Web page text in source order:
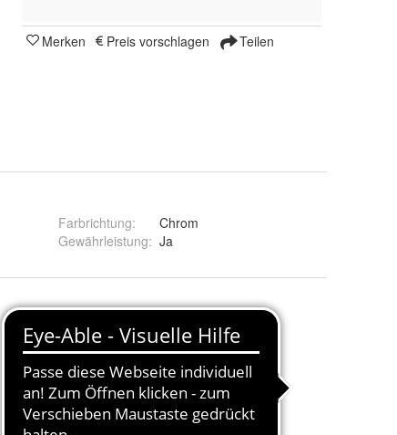
Merken Preis vorschlagen Teilen
Farbrichtung:
Chrom
Gewährleistung: Ja